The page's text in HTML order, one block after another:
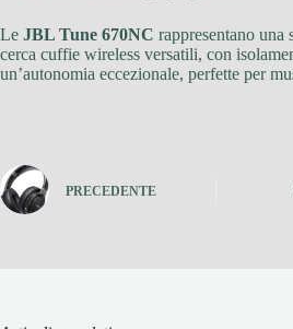
Le JBL Tune 670NC rappresentano una
cerca cuffie wireless versatili, con
un’autonomia eccezionale, perfette per
PRECEDENTE